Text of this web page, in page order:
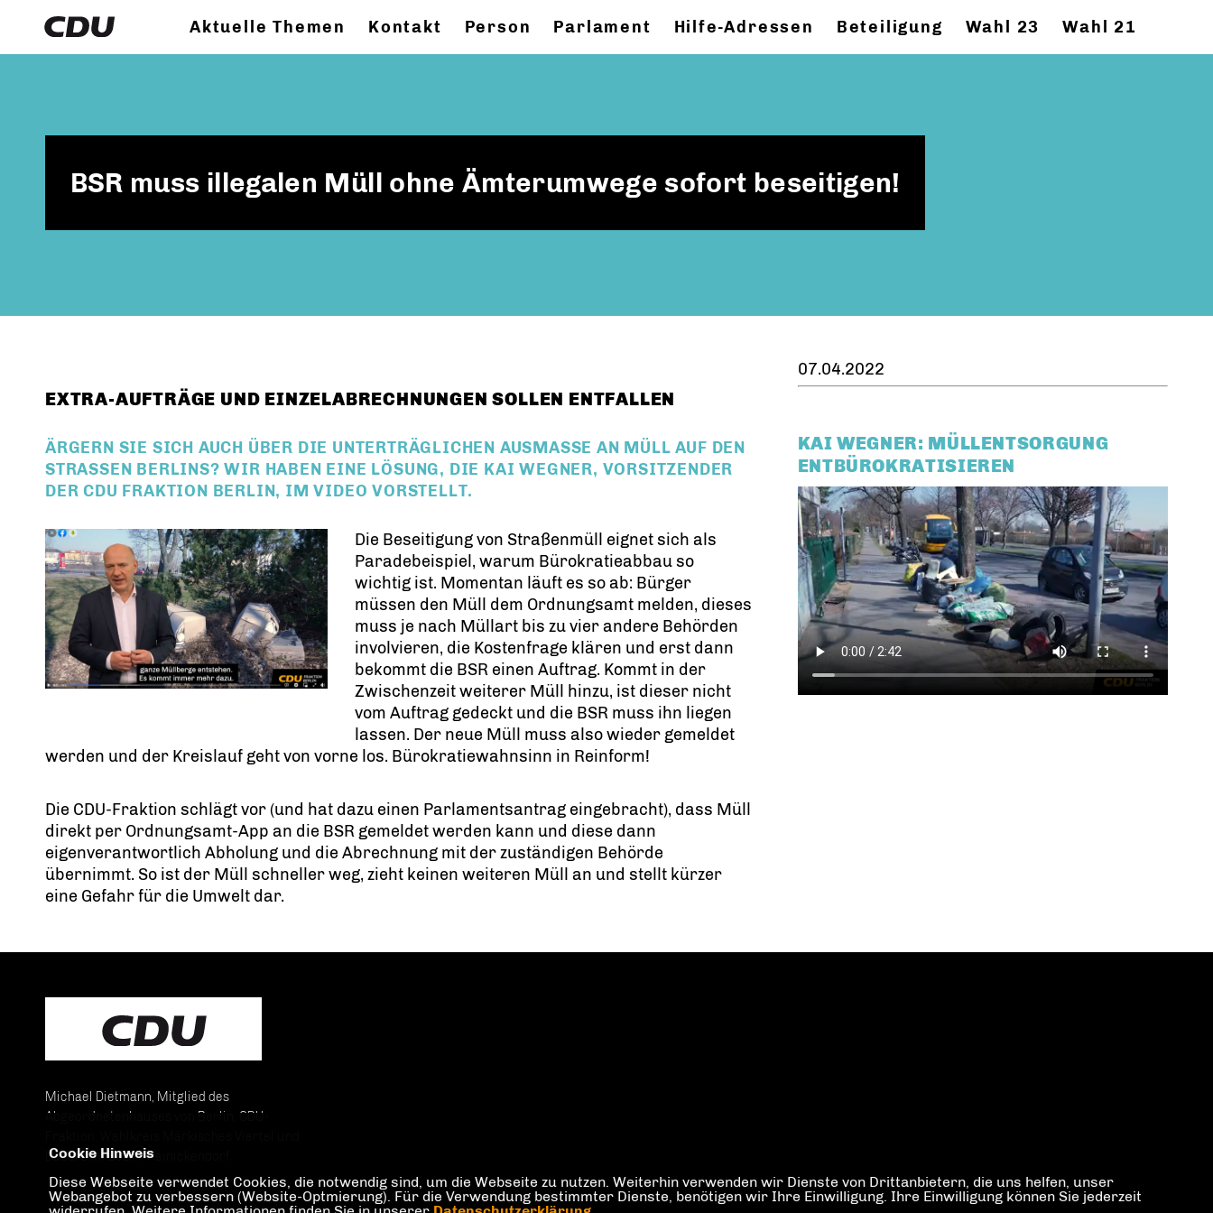
Aktuelle Themen Kontakt Person Parlament Hilfe-Adressen Beteiligung Wahl 23 Wahl 21
BSR muss illegalen Müll ohne Ämterumwege sofort beseitigen!
EXTRA-AUFTRÄGE UND EINZELABRECHNUNGEN SOLLEN ENTFALLEN
ÄRGERN SIE SICH AUCH ÜBER DIE UNTERTRÄGLICHEN AUSMASSE AN MÜLL AUF DEN S
TRASSEN BERLINS? WIR HABEN EINE LÖSUNG, DIE KAI WEGNER, VORSITZENDER DE
R CDU FRAKTION BERLIN, IM VIDEO VORSTELLT.
Die Beseitigung von Straßenmüll eignet sich als
Paradebeispiel, warum Bürokratieabbau so
wichtig ist. Momentan läuft es so ab: Bürger
müssen den Müll dem Ordnungsamt melden, dieses
muss je nach Müllart bis zu vier andere Behörden
involvieren, die Kostenfrage klären und erst dann
bekommt die BSR einen Auftrag. Kommt in der
Zwischenzeit weiterer Müll hinzu, ist dieser nicht
vom Auftrag gedeckt und die BSR muss ihn liegen
lassen. Der neue Müll muss also wieder gemeldet
werden und der Kreislauf geht von vorne los. Bürokratiewahnsinn in Reinform!
Die CDU-Fraktion schlägt vor (und hat dazu einen Parlamentsantrag eingebracht), dass Müll
direkt per Ordnungsamt-App an die BSR gemeldet werden kann und diese dann
eigenverantwortlich Abholung und die Abrechnung mit der zuständigen Behörde
übernimmt. So ist der Müll schneller weg, zieht keinen weiteren Müll an und stellt kürzer
eine Gefahr für die Umwelt dar.
07.04.2022
KAI WEGNER: MÜLLENTSORGUNG
ENTBÜROKRATISIEREN
Michael Dietmann, Mitglied des
Abgeordnetenhauses von Berlin, CDU-
Lübars im Bezirk Reinickendorf.
Cookie Hinweis
Diese Webseite verwendet Cookies, die notwendig sind, um die Webseite zu nutzen. Weiterhin verwenden wir Dienste von Drittanbietern, die uns helfen, unser
Webangebot zu verbessern (Website-Optmierung). Für die Verwendung bestimmter Dienste, benötigen wir Ihre Einwilligung. Ihre Einwilligung können Sie jederzeit